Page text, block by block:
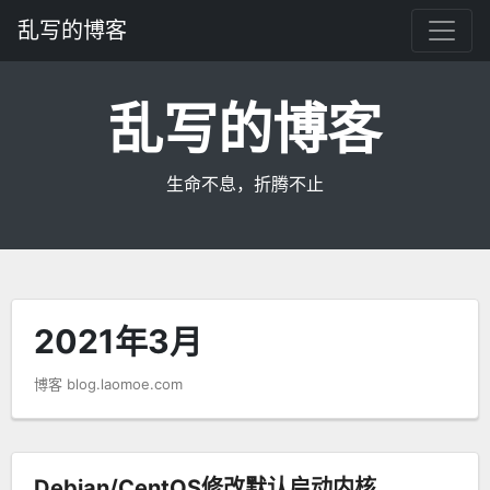
乱写的博客
乱写的博客
生命不息，折腾不止
2021年3月
博客 blog.laomoe.com